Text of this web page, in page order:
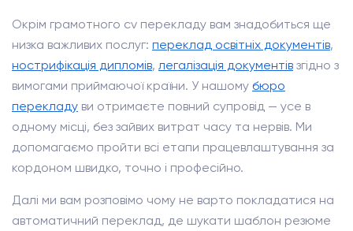
Окрім грамотного cv перекладу вам знадобиться ще
низка важливих послуг: переклад освітніх документів,
нострифікація дипломів, легалізація документів згідно з
вимогами приймаючої країни. У нашому бюро
перекладу ви отримаєте повний супровід — усе в
одному місці, без зайвих витрат часу та нервів. Ми
допомагаємо пройти всі етапи працевлаштування за
кордоном швидко, точно і професійно.
Далі ми вам розповімо чому не варто покладатися на
автоматичний переклад, де шукати шаблон резюме